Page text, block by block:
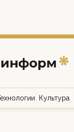
Культура